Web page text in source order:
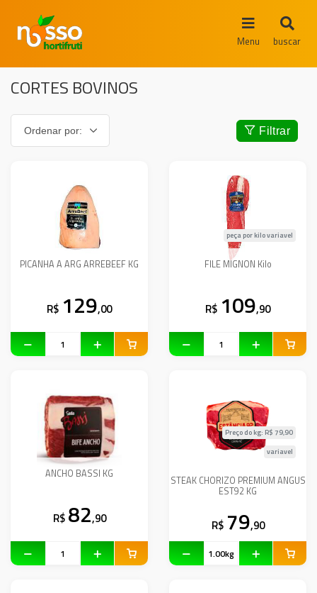
Menu buscar
CORTES BOVINOS
Filtrar
PICANHA A ARG ARREBEEF KG
R$ 129,00
FILE MIGNON Kilo
peça por kilo variavel
R$ 109,90
ANCHO BASSI KG
R$ 82,90
STEAK CHORIZO PREMIUM ANGUS
EST92 KG
Preço do kg: R$ 79,90
variavel
R$ 79,90